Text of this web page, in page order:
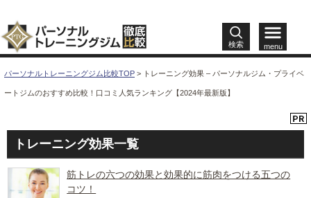
検索 menu
パーソナルトレーニングジム比較TOP > トレーニング効果 – パーソナルジム・プライベ
ートジムのおすすめ比較！口コミ人気ランキング【2024年最新版】
トレーニング効果一覧
筋トレの六つの効果と効果的に筋肉をつける五つの
コツ！